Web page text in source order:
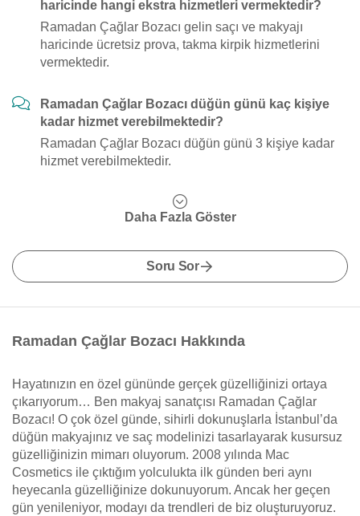
haricinde hangi ekstra hizmetleri vermektedir?
Ramadan Çağlar Bozacı gelin saçı ve makyajı
haricinde ücretsiz prova, takma kirpik hizmetlerini
vermektedir.
Ramadan Çağlar Bozacı düğün günü kaç kişiye
kadar hizmet verebilmektedir?
Ramadan Çağlar Bozacı düğün günü 3 kişiye kadar
hizmet verebilmektedir.
Daha Fazla Göster
Soru Sor
Ramadan Çağlar Bozacı Hakkında
Hayatınızın en özel gününde gerçek güzelliğinizi ortaya
çıkarıyorum… Ben makyaj sanatçısı Ramadan Çağlar
Bozacı! O çok özel günde, sihirli dokunuşlarla İstanbul’da
düğün makyajınız ve saç modelinizi tasarlayarak kusursuz
güzelliğinizin mimarı oluyorum. 2008 yılında Mac
Cosmetics ile çıktığım yolculukta ilk günden beri aynı
heyecanla güzelliğinize dokunuyorum. Ancak her geçen
gün yenileniyor, modayı da trendleri de biz oluşturuyoruz.